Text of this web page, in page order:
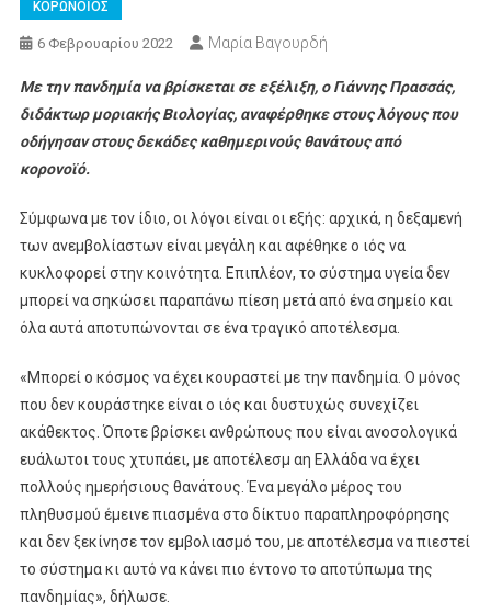
ΚΟΡΩΝΟΪΟΣ
6 Φεβρουαρίου 2022 Μαρία Βαγουρδή
Με την πανδημία να βρίσκεται σε εξέλιξη, ο Γιάννης Πρασσάς,
διδάκτωρ μοριακής Βιολογίας, αναφέρθηκε στους λόγους που
οδήγησαν στους δεκάδες καθημερινούς θανάτους από
κορονοϊό.
Σύμφωνα με τον ίδιο, οι λόγοι είναι οι εξής: αρχικά, η δεξαμενή
των ανεμβολίαστων είναι μεγάλη και αφέθηκε ο ιός να
κυκλοφορεί στην κοινότητα. Επιπλέον, το σύστημα υγεία δεν
μπορεί να σηκώσει παραπάνω πίεση μετά από ένα σημείο και
όλα αυτά αποτυπώνονται σε ένα τραγικό αποτέλεσμα.
«Μπορεί ο κόσμος να έχει κουραστεί με την πανδημία. Ο μόνος
που δεν κουράστηκε είναι ο ιός και δυστυχώς συνεχίζει
ακάθεκτος. Όποτε βρίσκει ανθρώπους που είναι ανοσολογικά
ευάλωτοι τους χτυπάει, με αποτέλεσμ αη Ελλάδα να έχει
πολλούς ημερήσιους θανάτους. Ένα μεγάλο μέρος του
πληθυσμού έμεινε πιασμένα στο δίκτυο παραπληροφόρησης
και δεν ξεκίνησε τον εμβολιασμό του, με αποτέλεσμα να πιεστεί
το σύστημα κι αυτό να κάνει πιο έντονο το αποτύπωμα της
πανδημίας», δήλωσε.